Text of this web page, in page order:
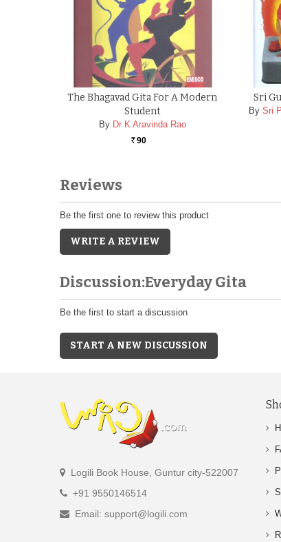
The Bhagavad Gita For A Modern
Student
By Dr K Aravinda Rao
Rs. 90
Sri
By Sri
Reviews
Be the first one to review this product
WRITE A REVIEW
Discussion:Everyday Gita
Be the first to start a discussion
START A NEW DISCUSSION
Logili Book House, Guntur city-522007
+91 9550146514
Email: support@logili.com